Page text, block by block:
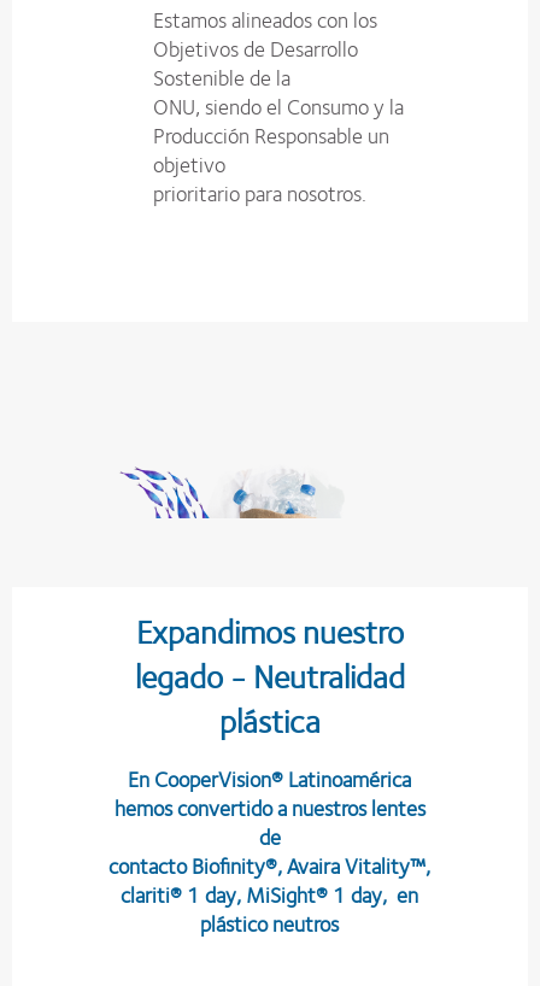
Estamos alineados con los
Objetivos de Desarrollo
Sostenible de la
ONU, siendo el Consumo y la
Producción Responsable un
objetivo
prioritario para nosotros.
Expandimos nuestro
legado - Neutralidad
plástica
En CooperVision® Latinoamérica
hemos convertido a nuestros lentes
de
contacto Biofinity®, Avaira Vitality™,
clariti® 1 day, MiSight® 1 day, en
plástico neutros